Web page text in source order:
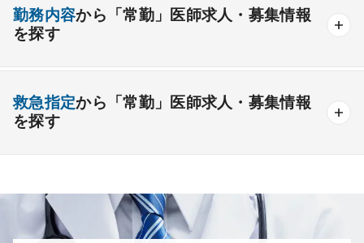
その他
心療内科 泌尿器科 眼科 耳鼻咽喉科
皮膚科
放射線科 救命救急科 病理科 その他
外来のみの勤務可能 給与インセンティブ制度あり
夜間当直なしの勤務可
後期研修可能 週4日の勤務可能
オンコールなしの勤務可能 セカンドキャリア歓迎
療養＋精神
勤務内容から「常勤」医師求人・募集情報
を探す
検査
救急指定から「常勤」医師求人・募集情報
を探す